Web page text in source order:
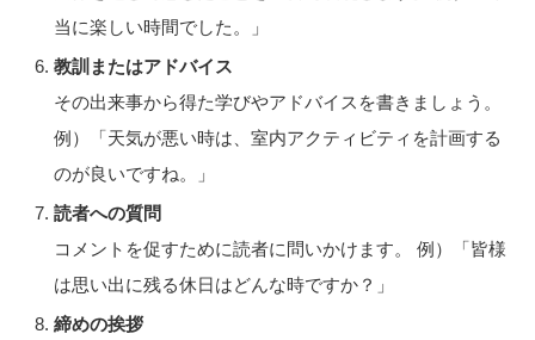
当に楽しい時間でした。」
教訓またはアドバイス
その出来事から得た学びやアドバイスを書きましょう。
例）「天気が悪い時は、室内アクティビティを計画する
のが良いですね。」
読者への質問
コメントを促すために読者に問いかけます。
例）「皆様
は思い出に残る休日はどんな時ですか？」
締めの挨拶